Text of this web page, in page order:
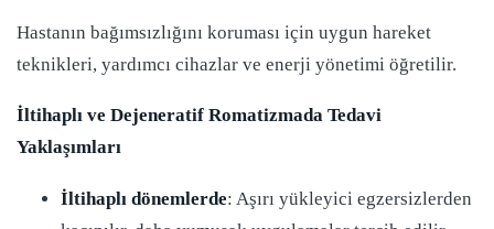
Hastanın bağımsızlığını koruması için uygun hareket
teknikleri, yardımcı cihazlar ve enerji yönetimi öğretilir.
İltihaplı ve Dejeneratif Romatizmada Tedavi
Yaklaşımları
İltihaplı dönemlerde: Aşırı yükleyici egzersizlerden